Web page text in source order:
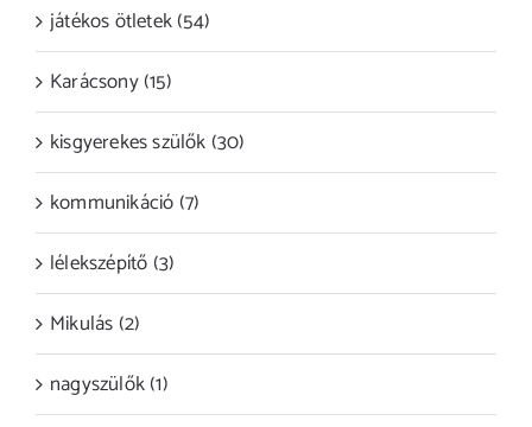
játékos ötletek (54)
Karácsony (15)
kisgyerekes szülők (30)
kommunikáció (7)
lélekszépítő (3)
Mikulás (2)
nagyszülők (1)